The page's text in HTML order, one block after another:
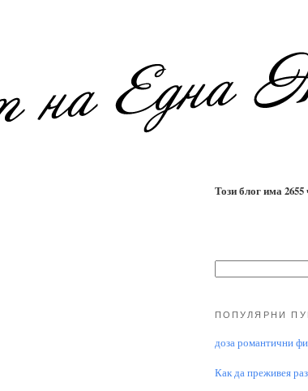
Този блог има 2655
ПОПУЛЯРНИ
доза романтични
Как да преживея